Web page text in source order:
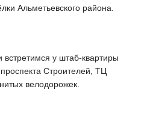
Альметьевского района.
у штаб-квартиры
Строителей, ТЦ
велодорожек.